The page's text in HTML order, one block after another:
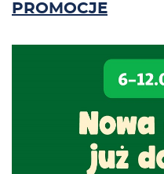
PROMOCJE